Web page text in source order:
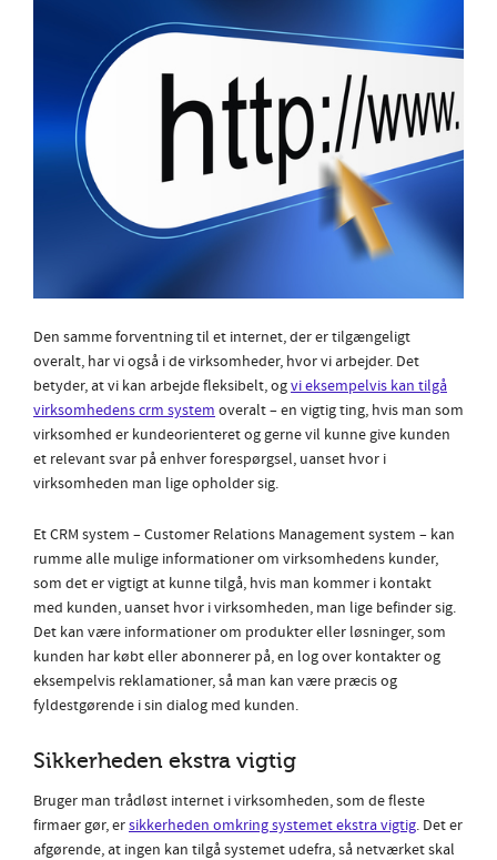
Den samme forventning til et internet, der er tilgængeligt
overalt, har vi også i de virksomheder, hvor vi arbejder. Det
betyder, at vi kan arbejde fleksibelt, ogvi eksempelvis kan tilgå
virksomhedens crm system overalt – en vigtig ting, hvis man som
virksomhed er kundeorienteret og gerne vil kunne give kunden
et relevant svar på enhver forespørgsel, uanset hvor i
virksomheden man lige opholder sig.
Et CRM system – Customer Relations Management system – kan
rumme alle mulige informationer om virksomhedens kunder,
som det er vigtigt at kunne tilgå, hvis man kommer i kontakt
med kunden, uanset hvor i virksomheden, man lige befinder sig.
Det kan være informationer om produkter eller løsninger, som
kunden har købt eller abonnerer på, en log over kontakter og
eksempelvis reklamationer, så man kan være præcis og
fyldestgørende i sin dialog med kunden.
Sikkerheden ekstra vigtig
Bruger man trådløst internet i virksomheden, som de fleste
firmaer gør, ersikkerheden omkring systemet ekstra vigtig. Det er
afgørende, at ingen kan tilgå systemet udefra, så netværket skal